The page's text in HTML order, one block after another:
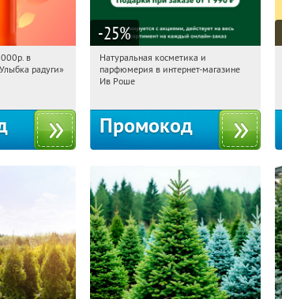
Получили:
в
радуги»
-25%
12:49:47 Получили:
Россия
Натуральная косметика и
парфюмерия в интернет-магазине
Ив Роше
Промокод